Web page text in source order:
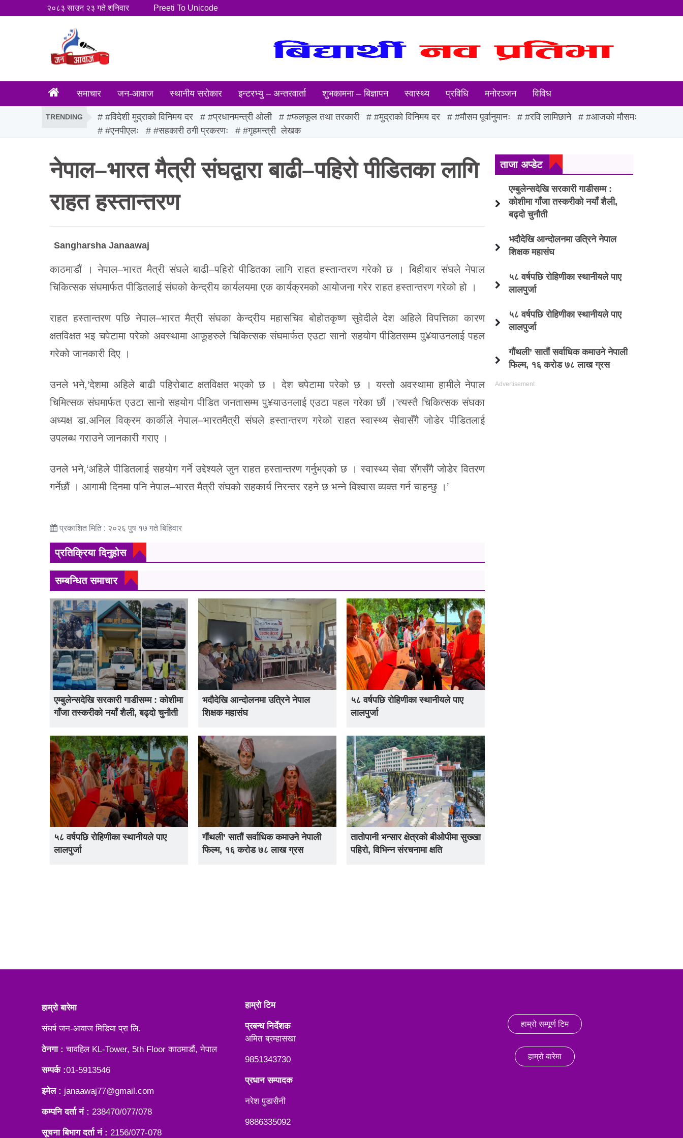
२०८३ साउन २३ गते शनिवार Preeti To Unicode
समाचार जन-आवाज स्थानीय सरोकार इन्टरभ्यु – अन्तरवार्ता शुभकामना – बिज्ञापन स्वास्थ्य प्रविधि मनोरञ्जन विविध
TRENDING #विदेशी मुद्राको विनिमय दर #प्रधानमन्त्री ओली #फलफूल तथा तरकारी #मुद्राको विनिमय दर #मौसम पूर्वानुमानः #रवि लामिछाने
#आजको मौसमः
#एनपीएलः
#सहकारी ठगी प्रकरणः #गृहमन्त्री लेखक
नेपाल–भारत मैत्री संघद्वारा बाढी–पहिरो पीडितका लागि
राहत हस्तान्तरण
Sangharsha Janaawaj
काठमाडौं । नेपाल–भारत मैत्री संघले बाढी–पहिरो पीडितका लागि राहत हस्तान्तरण गरेको छ । बिहीबार संघले नेपाल
चिकित्सक संघमार्फत पीडितलाई संघको केन्द्रीय कार्यलयमा एक कार्यक्रमको आयोजना गरेर राहत हस्तान्तरण गरेको हो ।
राहत हस्तान्तरण पछि नेपाल–भारत मैत्री संघका केन्द्रीय महासचिव बोहोतकृष्ण सुवेदीले देश अहिले विपत्तिका कारण
क्षतविक्षत भइ चपेटामा परेको अवस्थामा आफूहरुले चिकित्सक संघमार्फत एउटा सानो सहयोग पीडितसम्म पु¥याउनलाई पहल
गरेको जानकारी दिए ।
उनले भने,‘देशमा अहिले बाढी पहिरोबाट क्षतविक्षत भएको छ । देश चपेटामा परेको छ । यस्तो अवस्थामा हामीले नेपाल
चिमित्सक संघमार्फत एउटा सानो सहयोग पीडित जनतासम्म पु¥याउनलाई एउटा पहल गरेका छौं ।’त्यस्तै चिकित्सक संघका
अध्यक्ष डा.अनिल विक्रम कार्कीले नेपाल–भारतमैत्री संघले हस्तान्तरण गरेको राहत स्वास्थ्य सेवासँगै जोडेर पीडितलाई
उपलब्ध गराउने जानकारी गराए ।
उनले भने,‘अहिले पीडितलाई सहयोग गर्ने उद्देश्यले जुन राहत हस्तान्तरण गर्नुभएको छ । स्वास्थ्य सेवा सँगसँगै जोडेर वितरण
गर्नेछौं । आगामी दिनमा पनि नेपाल–भारत मैत्री संघको सहकार्य निरन्तर रहने छ भन्ने विश्वास व्यक्त गर्न चाहन्छु ।’
प्रकाशित मिति : २०२६ पुष १७ गते बिहिवार
प्रतिक्रिया दिनुहोस
सम्बन्धित समाचार
एम्बुलेन्सदेखि सरकारी गाडीसम्म : कोशीमा
गाँजा तस्करीको नयाँ शैली, बढ्दो चुनौती
भदौदेखि आन्दोलनमा उत्रिने नेपाल
शिक्षक महासंघ
५८ वर्षपछि रोहिणीका स्थानीयले पाए
लालपुर्जा
५८ वर्षपछि रोहिणीका स्थानीयले पाए
लालपुर्जा
गौंथली’ सातौं सर्वाधिक कमाउने नेपाली
फिल्म, १६ करोड ७८ लाख ग्रस
तातोपानी भन्सार क्षेत्रको बीओपीमा सुख्खा
पहिरो, विभिन्न संरचनामा क्षति
ताजा अप्डेट
एम्बुलेन्सदेखि सरकारी गाडीसम्म :
कोशीमा गाँजा तस्करीको नयाँ शैली,
बढ्दो चुनौती
भदौदेखि आन्दोलनमा उत्रिने नेपाल
शिक्षक महासंघ
५८ वर्षपछि रोहिणीका स्थानीयले पाए
लालपुर्जा
५८ वर्षपछि रोहिणीका स्थानीयले पाए
लालपुर्जा
गौंथली’ सातौं सर्वाधिक कमाउने नेपाली
फिल्म, १६ करोड ७८ लाख ग्रस
हाम्रो बारेमा
संघर्ष जन-आवाज मिडिया प्रा लि.
ठेनगा : चावहिल KL-Tower, 5th Floor काठमाडौं, नेपाल
सम्पर्क :01-5913546
इमेल : janaawaj77@gmail.com
कम्पनि दर्ता नं : 238470/077/078
सूचना बिभाग दर्ता नं : 2156/077-078
हाम्रो टिम
प्रबन्ध निर्देशक
अमित ब्रम्हासखा
9851343730
प्रधान सम्पादक
नरेश पुडासैनी
9886335092
हाम्रो सम्पूर्ण टिम
हाम्रो बारेमा